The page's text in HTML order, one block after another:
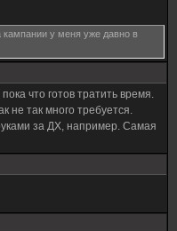
кампании у меня уже давно в
что готов тратить время.
не так много требуется.
за ДХ, например. Самая